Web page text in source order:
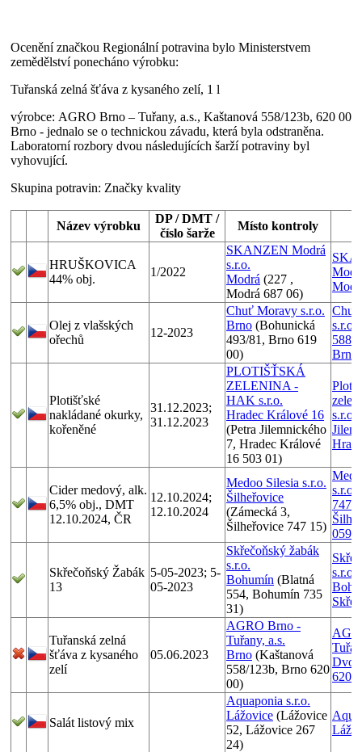
Ocenění značkou Regionální potravina bylo Ministerstvem
zemědělství ponecháno výrobku:
Tuřanská zelná šťáva z kysaného zelí, 1 l
výrobce: AGRO Brno – Tuřany, a.s., Kaštanová 558/123b, 620 00
Brno - jednalo se o technickou závadu, která byla odstraněna.
Laboratorní rozbory dvou následujících šarží potraviny byl
vyhovující.
Skupina potravin: Značky kvality
Název výrobku
DP / DMT /
číslo šarže
Místo kontroly
HRUŠKOVICA
44% obj.
1/2022
SKANZEN Modrá
s.r.o.
Modrá (227 ,
Modrá 687 06)
Olej z vlašských
ořechů
12-2023
Chuť Moravy s.r.o.
Brno (Bohunická
493/81, Brno 619
00)
Chuť
588/
Brno
Plotišťské
nakládané okurky,
kořeněné
31.12.2023;
31.12.2023
PLOTIŠŤSKÁ
ZELENINA -
HAK s.r.o.
Hradec Králové 16
(Petra Jilemnického
7, Hradec Králové
16 503 01)
Cider medový, alk.
6,5% obj., DMT
12.10.2024, ČR
12.10.2024;
12.10.2024
Medoo Silesia s.r.o.
Šilheřovice
(Zámecká 3,
Šilheřovice 747 15)
747
Skřečoňský Žabák
13
5-05-2023; 5-
05-2023
Skřečoňský žabák
s.r.o.
Bohumín (Blatná
554, Bohumín 735
31)
Tuřanská zelná
šťáva z kysaného
zelí
05.06.2023
AGRO Brno -
Tuřany, a.s.
Brno (Kaštanová
558/123b, Brno 620
00)
620
Salát listový mix
Aquaponia s.r.o.
Lážovice (Lážovice
52, Lážovice 267
24)